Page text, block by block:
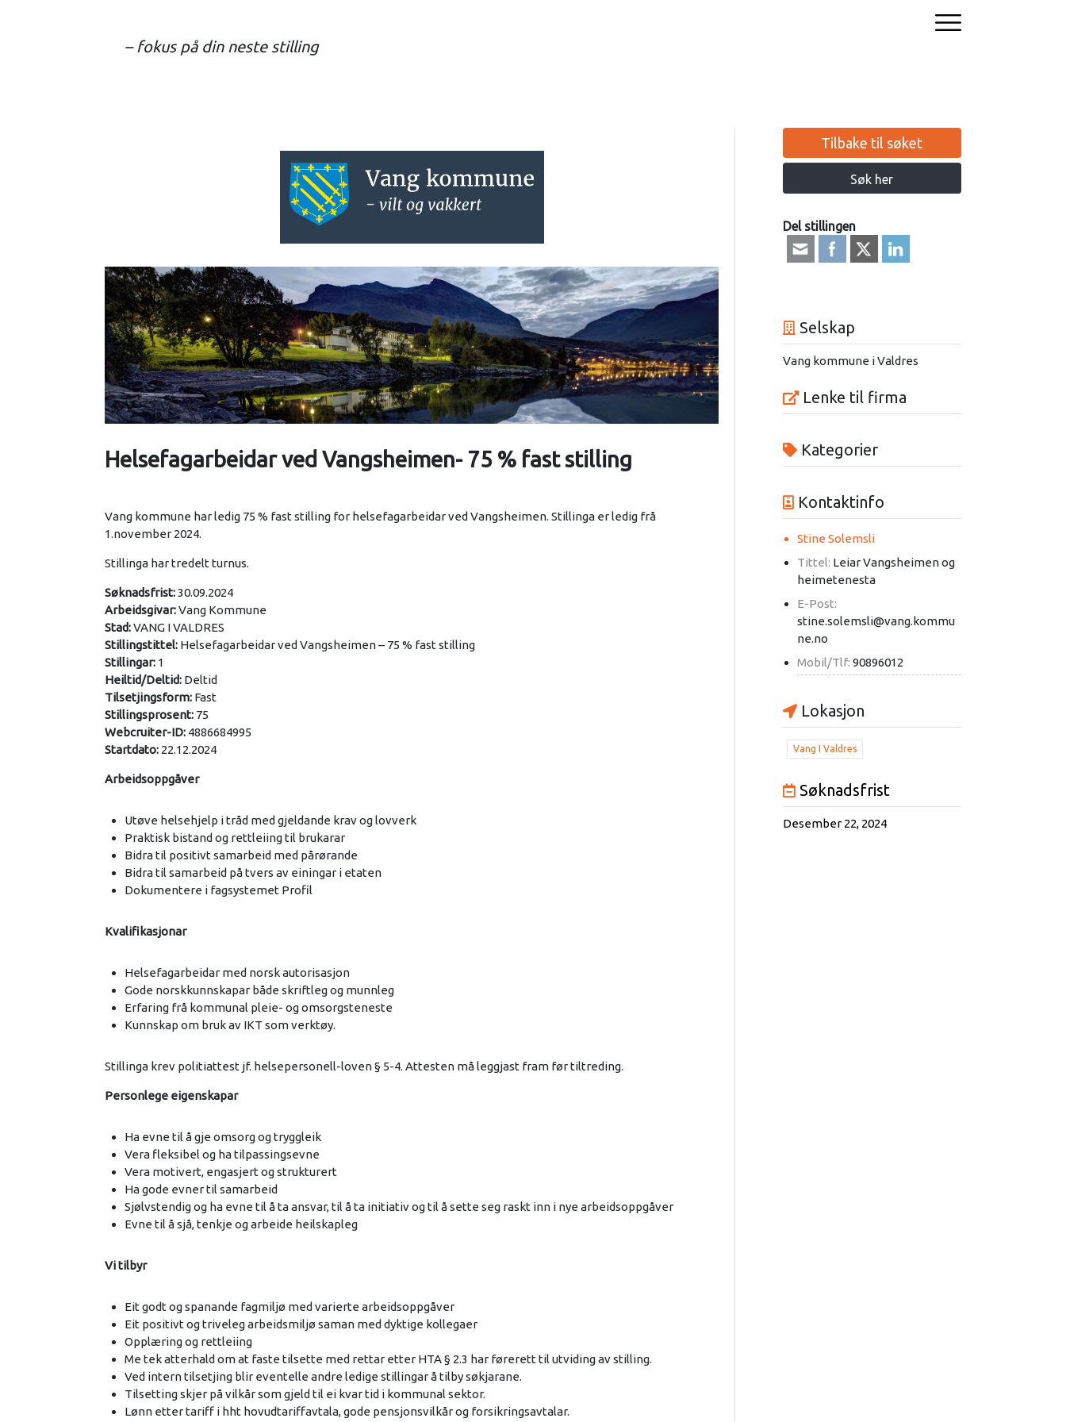
– fokus på din neste stilling
Helsefagarbeidar ved Vangsheimen- 75 % fast stilling
Vang kommune har ledig 75 % fast stilling for helsefagarbeidar ved Vangsheimen. Stillinga er ledig frå
1.november 2024.
Stillinga har tredelt turnus.
Søknadsfrist:30.09.2024
Arbeidsgivar:Vang Kommune
Stad:VANG I VALDRES
Stillingstittel: Helsefagarbeidar ved Vangsheimen – 75 % fast stilling
Stillingar: 1
Heiltid/Deltid: Deltid
Tilsetjingsform: Fast
Stillingsprosent: 75
Webcruiter-ID: 4886684995
Startdato: 22.12.2024
Arbeidsoppgåver
Utøve helsehjelp i tråd med gjeldande krav og lovverk
Praktisk bistand og rettleiing til brukarar
Bidra til positivt samarbeid med pårørande
Bidra til samarbeid på tvers av einingar i etaten
Dokumentere i fagsystemet Profil
Kvalifikasjonar
Helsefagarbeidar med norsk autorisasjon
Gode norskkunnskapar både skriftleg og munnleg
Erfaring frå kommunal pleie- og omsorgsteneste
Kunnskap om bruk av IKT som verktøy.
Stillinga krev politiattest jf. helsepersonell-loven § 5-4. Attesten må leggjast fram før tiltreding.
Personlege eigenskapar
Ha evne til å gje omsorg og tryggleik
Vera fleksibel og ha tilpassingsevne
Vera motivert, engasjert og strukturert
Ha gode evner til samarbeid
Sjølvstendig og ha evne til å ta ansvar, til å ta initiativ og til å sette seg raskt inn i nye arbeidsoppgåver
Evne til å sjå, tenkje og arbeide heilskapleg
Vi tilbyr
Eit godt og spanande fagmiljø med varierte arbeidsoppgåver
Eit positivt og triveleg arbeidsmiljø saman med dyktige kollegaer
Opplæring og rettleiing
Me tek atterhald om at faste tilsette med rettar etter HTA § 2.3 har førerett til utviding av stilling.
Ved intern tilsetjing blir eventelle andre ledige stillingar å tilby søkjarane.
Tilsetting skjer på vilkår som gjeld til ei kvar tid i kommunal sektor.
Lønn etter tariff i hht hovudtariffavtala, gode pensjonsvilkår og forsikringsavtalar.
Tilbake til søket
Søk her
Del stillingen
Selskap
Vang kommune i Valdres
Lenke til firma
Kategorier
Kontaktinfo
Stine Solemsli
Tittel: Leiar Vangsheimen og
heimetenesta
E-Post:
stine.solemsli@vang.kommu
ne.no
Mobil/Tlf: 90896012
Lokasjon
Vang I Valdres
Søknadsfrist
Desember 22, 2024